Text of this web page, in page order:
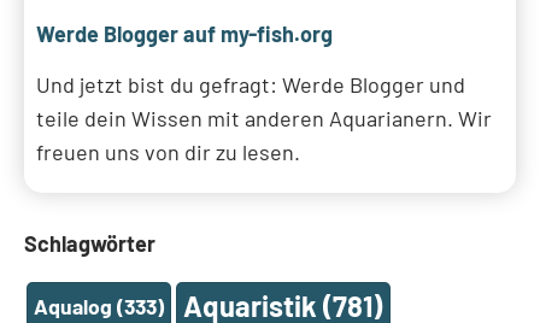
Werde Blogger auf my-fish.org
Und jetzt bist du gefragt: Werde Blogger und
teile dein Wissen mit anderen Aquarianern. Wir
freuen uns von dir zu lesen.
Schlagwörter
Aqualog (333) Aquaristik (781)